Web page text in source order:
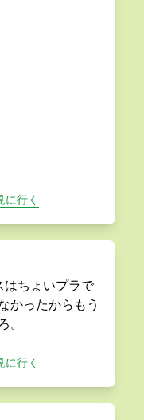
行く
ちょいプラで
かったからもう
行く